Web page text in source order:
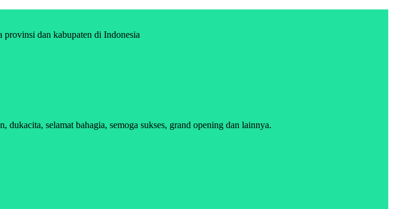
dan kabupaten di Indonesia
selamat bahagia, semoga sukses, grand opening dan lainnya.